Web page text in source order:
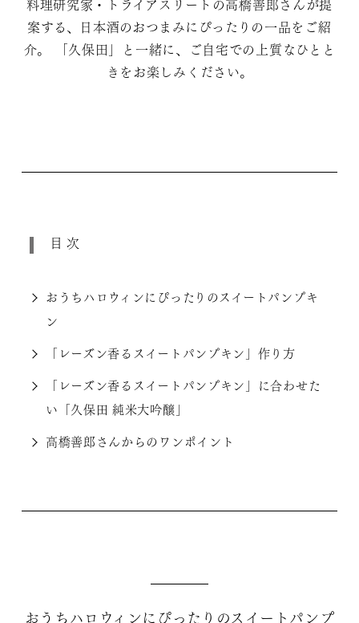
料理研究家・トライアスリートの高橋善郎さんが提
案する、日本酒のおつまみにぴったりの一品をご紹
介。 「久保田」と一緒に、ご自宅での上質なひとと
きをお楽しみください。
目次
おうちハロウィンにぴったりのスイートパンプキ
ン
「レーズン香るスイートパンプキン」作り方
「レーズン香るスイートパンプキン」に合わせた
い「久保田 純米大吟醸」
高橋善郎さんからのワンポイント
おうちハロウィンにぴったりのスイートパンプ